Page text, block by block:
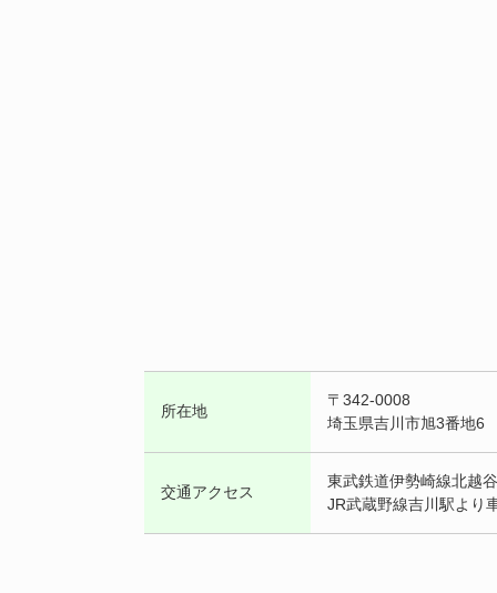
所在地
〒342-0008
埼玉県吉川市旭3番地6
交通アクセス
東武鉄道伊勢崎線北越
JR武蔵野線吉川駅より